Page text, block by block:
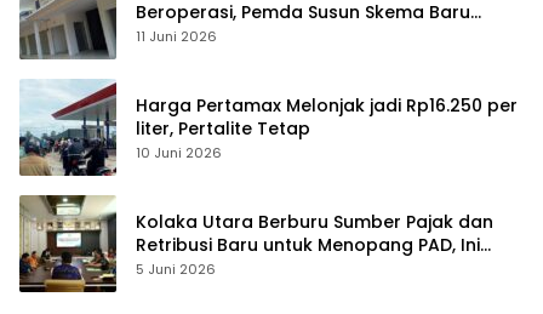
Beroperasi, Pemda Susun Skema Baru
Pulihkan Perdagangan
11 Juni 2026
Harga Pertamax Melonjak jadi Rp16.250 per
liter, Pertalite Tetap
10 Juni 2026
Kolaka Utara Berburu Sumber Pajak dan
Retribusi Baru untuk Menopang PAD, Ini
Daftarnya
5 Juni 2026